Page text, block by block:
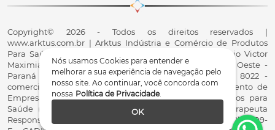
Nós usamos Cookies para entender e
melhorar a sua experiência de navegação pelo
nosso site. Ao continuar, você concorda com
nossa Política de Privacidade.
OK
Copyright© 2026 - Todos os direitos reservados |
www.arktus.com.br | Arktus Indústria e Comércio de Produtos
Para Saúde Ltda | CNPJ: 01.417.367/0001-78 | R. Antônio Victor
Maximiano, 107, Parque Industrial II, Santa Tereza do Oeste -
Paraná - CEP 85825-900 - Fale conosco: 0800 200 8022 -
comercial@arktus.com.br | Autorização de Funcionamento de
Empresa - AFE/ANVISA - Para Fabricação de Produtos para
Saúde (Correlatos): 8.02.844-5 (UX418X102741) - Fisioterapeuta
Responsável Técnico Dr. Alex Fernando Zani - Crefito8(PR): 8409-